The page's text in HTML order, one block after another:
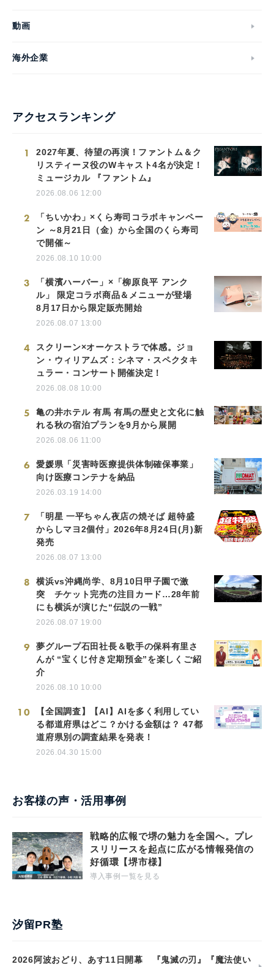
動画
海外企業
アクセスランキング
1
2027年夏、待望の再演！ファントム＆ク
リスティーヌ役のWキャスト4名が決定！
ミュージカル 『ファントム』
2026.08.06 12:00
2
「ちいかわ」×くら寿司コラボキャンペー
ン ～8月21日（金）から全国のくら寿司
で開催～
2026.08.10 10:00
3
「横濱ハーバー」×「柳原良平 アンク
ル」 限定コラボ商品＆メニューが登場
8月17日から限定販売開始
2026.08.07 13:00
4
スクリーン×オーケストラで体感。ジョ
ン・ウィリアムズ：シネマ・スペクタキ
ュラー・コンサート開催決定！
2026.08.08 10:00
5
亀の井ホテル 有馬 有馬の歴史と文化に触
れる秋の宿泊プランを9月から展開
2026.08.06 11:00
6
愛媛県「災害時医療提供体制確保事業」
向け医療コンテナを納品
2026.03.19 14:00
7
「明星 一平ちゃん夜店の焼そば 超特盛
からしマヨ2個付」2026年8月24日(月)新
発売
2026.08.07 13:00
8
横浜vs沖縄尚学、8月10日甲子園で激
突 チケット完売の注目カード…28年前
にも横浜が演じた“伝説の一戦”
2026.08.07 19:00
9
夢グループ石田社長＆歌手の保科有里さ
んが “宝くじ付き定期預金”を楽しくご紹
介
2026.08.10 10:00
10
【全国調査】【AI】AIを多く利用してい
る都道府県はどこ？かける金額は？ 47都
道府県別の調査結果を発表！
2026.04.30 15:00
お客様の声・活用事例
戦略的広報で堺の魅力を全国へ。プレ
スリリースを起点に広がる情報発信の
好循環【堺市様】
導入事例一覧を見る
汐留PR塾
2026阿波おどり、あす11日開幕 『鬼滅の刃』『魔法使い